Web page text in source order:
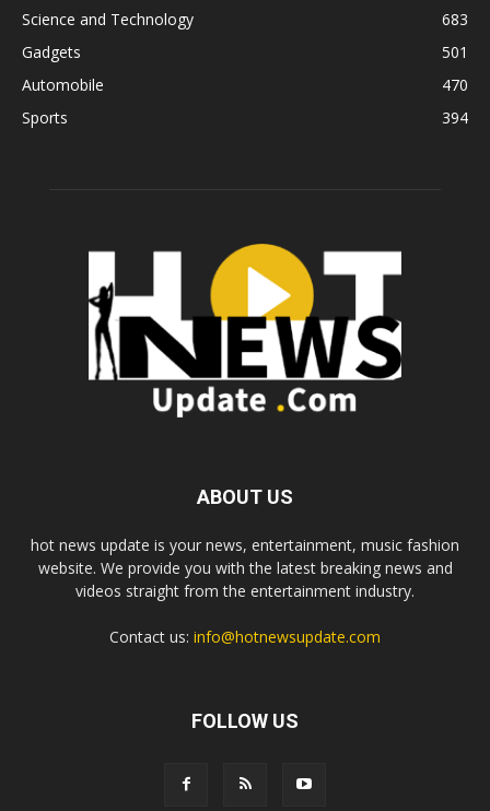
Science and Technology
683
Gadgets
501
Automobile
470
Sports
394
ABOUT US
hot news update is your news, entertainment, music fashion
website. We provide you with the latest breaking news and
videos straight from the entertainment industry.
Contact us: info@hotnewsupdate.com
FOLLOW US